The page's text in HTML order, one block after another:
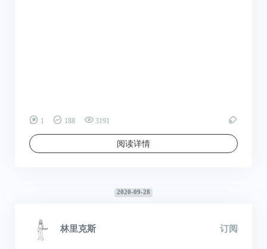
1 188 3191
阅读详情
2020-09-28
林里克斯 订阅